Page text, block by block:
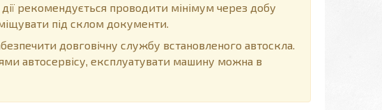
дії рекомендується проводити мінімум через добу
під склом документи.
довговічну службу встановленого автоскла.
автосервісу, експлуатувати машину можна в